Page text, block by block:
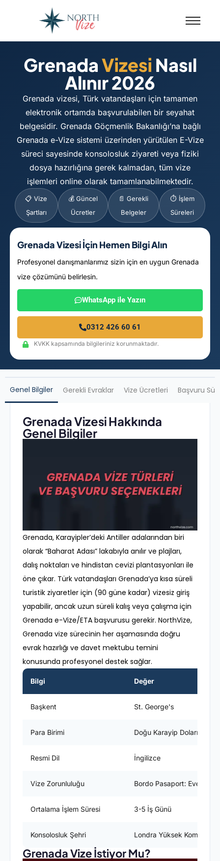
GrenadaVizesi Nasıl
Alınır 2026
Grenada vizesi, Türk vatandaşları için tamamen
elektronik ortamda başvurulabilen bir seyahat
belgesidir. Grenada Göçmenlik Bakanlığı’na bağlı
Grenada e-Vize sistemi üzerinden yürütülen E-Vize
süreci sayesinde konsolosluk ziyareti veya fiziki
dosya hazırlığına gerek kalmadan, tüm vize
işlemleri online olarak tamamlanabilmektedir.
📋 Vize
Şartları
💰 Güncel
Ücretler
📄 Gerekli
Belgeler
⏱️ İşlem
Süreleri
Grenada Vizesi İçin Hemen Bilgi Alın
Profesyonel danışmanlarımız sizin için en uygun Grenada
vize çözümünü belirlesin.
WhatsApp ile Yazın
0312 426 60 61
KVKK kapsamında bilgileriniz korunmaktadır.
Genel Bilgiler Gerekli Evraklar Vize Ücretleri Başvuru
Grenada Vizesi Hakkında
Genel Bilgiler
Grenada, Karayipler’deki Antiller adalarından biri
olarak “Baharat Adası” lakabıyla anılır ve plajları,
dalış noktaları ve hindistan cevizi plantasyonları ile
öne çıkar. Türk vatandaşları Grenada’ya kısa süreli
turistik ziyaretler için (90 güne kadar) vizesiz giriş
yapabilir, ancak uzun süreli kalış veya çalışma için
Grenada e-Vize/ETA başvurusu gerekir. NorthVize,
Grenada vize sürecinin her aşamasında doğru
evrak hazırlığı ve davet mektubu temini
konusunda profesyonel destek sağlar.
Bilgi Değer
Başkent St. George's
Para Birimi Doğu Karayip Doları (XCD)
Resmi Dil İngilizce
Vize Zorunluluğu Bordo Pasaport: Evet /
Ortalama İşlem Süresi 3-5 İş Günü
Konsolosluk Şehri Londra Yüksek
Grenada Vize İstiyor Mu?